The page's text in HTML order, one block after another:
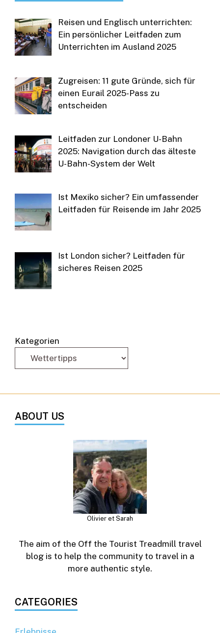
Reisen und Englisch unterrichten:
Ein persönlicher Leitfaden zum
Unterrichten im Ausland 2025
Zugreisen: 11 gute Gründe, sich für
einen Eurail 2025-Pass zu
entscheiden
Leitfaden zur Londoner U-Bahn
2025: Navigation durch das älteste
U-Bahn-System der Welt
Ist Mexiko sicher? Ein umfassender
Leitfaden für Reisende im Jahr 2025
Ist London sicher? Leitfaden für
sicheres Reisen 2025
Kategorien
ABOUT US
Olivier et Sarah
The aim of the Off the Tourist Treadmill travel
blog is to help the community to travel in a
more authentic style.
CATEGORIES